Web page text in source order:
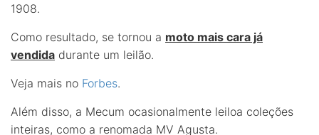
1908.
Como resultado, se tornou a moto mais cara já
vendida durante um leilão.
Veja mais no Forbes.
Além disso, a Mecum ocasionalmente leiloa coleções
inteiras, como a renomada MV Agusta.